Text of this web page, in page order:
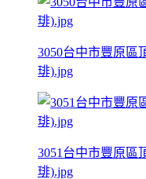
3050台中市豐原區
琲).jpg
3051台中市豐原區
琲).jpg